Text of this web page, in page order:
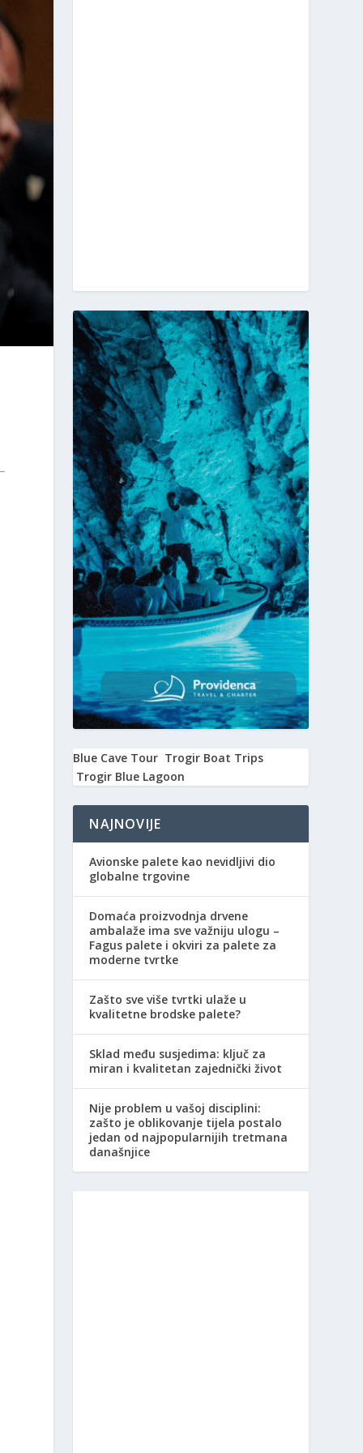
Blue Cave Tour Trogir Boat Trips
Trogir Blue Lagoon
NAJNOVIJE
Avionske palete kao nevidljivi dio
globalne trgovine
Domaća proizvodnja drvene
ambalaže ima sve važniju ulogu –
Fagus palete i okviri za palete za
moderne tvrtke
Zašto sve više tvrtki ulaže u
kvalitetne brodske palete?
Sklad među susjedima: ključ za
miran i kvalitetan zajednički život
Nije problem u vašoj disciplini:
zašto je oblikovanje tijela postalo
jedan od najpopularnijih tretmana
današnjice